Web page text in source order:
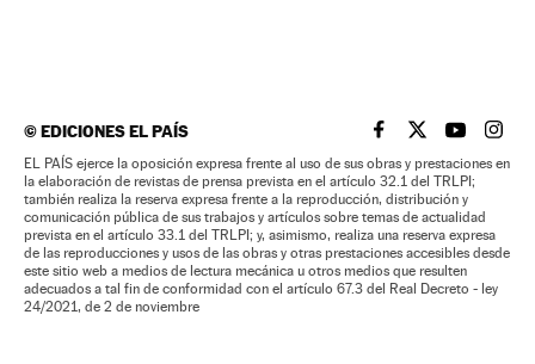
©EDICIONES EL PAÍS EL PAÍS BRASIL EN
EL PAÍSEL PAÍS
EL
EL PAÍS ejerce la oposición expresa frente al uso de sus obras y prestaciones en
la elaboración de revistas de prensa prevista en el artículo 32.1 del TRLPI;
también realiza la reserva expresa frente a la reproducción, distribución y
comunicación pública de sus trabajos y artículos sobre temas de actualidad
prevista en el artículo 33.1 del TRLPI; y, asimismo, realiza una reserva expresa
de las reproducciones y usos de las obras y otras prestaciones accesibles desde
este sitio web a medios de lectura mecánica u otros medios que resulten
adecuados a tal fin de conformidad con el artículo 67.3 del Real Decreto - ley
24/2021, de 2 de noviembre